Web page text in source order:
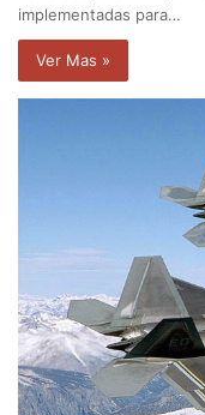
implementadas para…
Ver Mas »